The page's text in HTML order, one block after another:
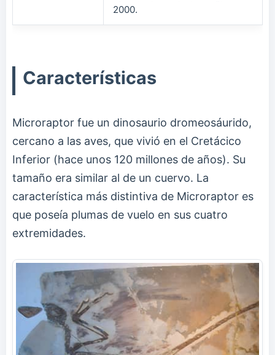
2000.
Características
Microraptor fue un dinosaurio dromeosáurido,
cercano a las aves, que vivió en el Cretácico
Inferior (hace unos 120 millones de años). Su
tamaño era similar al de un cuervo. La
característica más distintiva de Microraptor es
que poseía plumas de vuelo en sus cuatro
extremidades.